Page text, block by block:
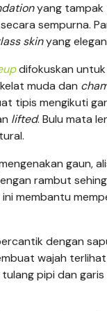
yang tampak
sempurna.
skinyang
difokuskan
muda dan
tipis mengikuti
lifted. Bulu mata
gaun,
rambut
ini membantu
dengan
wajah
pipi dan